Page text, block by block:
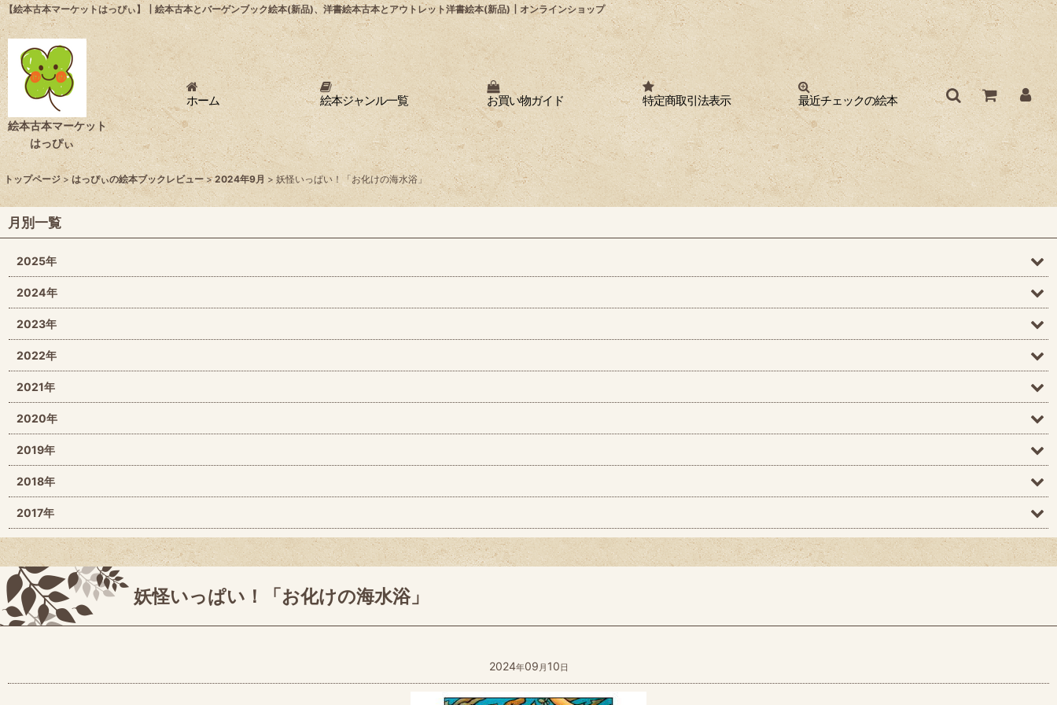
【絵本古本マーケットはっぴぃ】┃絵本古本とバーゲンブック絵本(新品)、洋書絵本古本とアウトレット洋書絵本(新品)┃オンラインショップ
絵本古本マーケット
はっぴぃ
ホーム 絵本ジャンル一覧 お買い物ガイド 特定商取引法表示 最近チェックの絵本
トップページ > はっぴぃの絵本ブックレビュー > 2024年9月 > 妖怪いっぱい！「お化けの海水浴」
妖怪いっぱい！「お化けの海水浴」
2024年09 月 10日
月別一覧
2025年
2024年
2023年
2022年
2021年
2020年
2019年
2018年
2017年